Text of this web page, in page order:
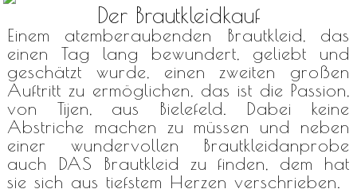
Der Brautkleidkauf
Einem atemberaubenden Brautkleid, das
einen Tag lang bewundert, geliebt und
geschätzt wurde, einen zweiten großen
Auftritt zu ermöglichen, das ist die Passion,
von Tijen, aus Bielefeld. Dabei keine
Abstriche machen zu müssen und neben
einer wundervollen Brautkleidanprobe
auch DAS Brautkleid zu finden, dem hat
sie sich aus tiefstem Herzen verschrieben.